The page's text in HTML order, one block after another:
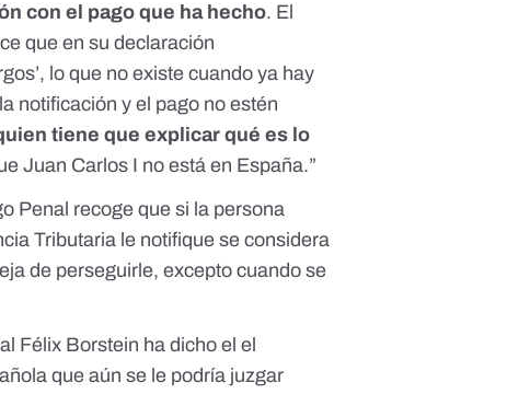
con el pago que ha hecho. El
que en su declaración
lo que no existe cuando ya hay
notificación y el pago no estén
tiene que explicar qué es lo
Juan Carlos I no está en España.”
Penal recoge que si la persona
Tributaria le notifique se considera
de perseguirle, excepto cuando se
Félix Borstein ha dicho el el
que aún se le podría juzgar